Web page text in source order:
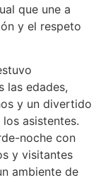
que une a
y el respeto
las edades,
y un divertido
asistentes.
noche con
y visitantes
ambiente de